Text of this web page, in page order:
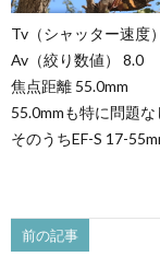
Tv（シャッター速度
Av（絞り数値） 8.0
焦点距離 55.0mm
55.0mmも特に問題な
そのうちEF-S 17-
前の記事